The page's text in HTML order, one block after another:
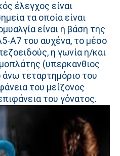
έλεγχος είναι
τα οποία είναι
είναι η βάση της
Α7 του αυχένα, το μέσο
η γωνία η/και
(υπερκανθιος
άνω τεταρτημόριο του
του μείζονος
του γόνατος.